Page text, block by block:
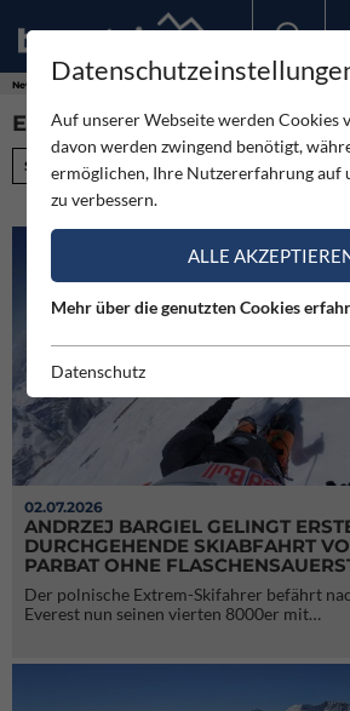
News
EXPEDITION (440)
Stichwort
02.07.2026
ANDRZEJ BARGIEL GELINGT
DURCHGEHENDE SKIABFAHRT
PARBAT OHNE
Der polnische Extrem-Skifahrer befährt
Everest nun seinen vierten 8000er mit…
Auf unserer Webseite werden Cookies
davon werden zwingend benötigt,
ermöglichen, Ihre Nutzererfahrung auf
zu verbessern.
ALLE
Mehr über die genutzten Cookies
Datenschutz